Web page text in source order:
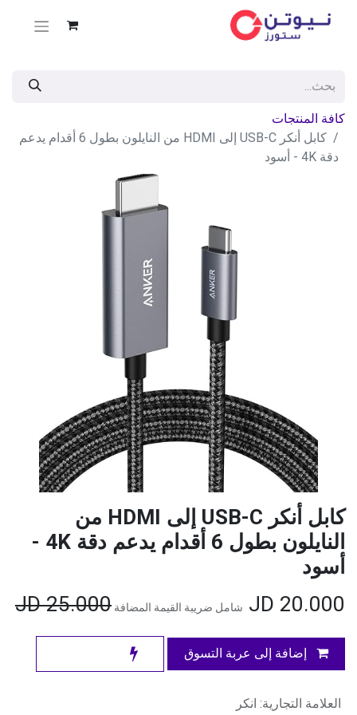
كافة المنتجات
كابل أنكر USB-C إلى HDMI من النايلون بطول 6 أقدام يدعم
دقة 4K - أسود
كابل أنكر USB-C إلى HDMI من
النايلون بطول 6 أقدام يدعم دقة 4K -
أسود
20.000
شامل ضريبة القيمة المضافة 25.000
JD
إضافة إلى عربة التسوق
العلامة التجارية: انكر